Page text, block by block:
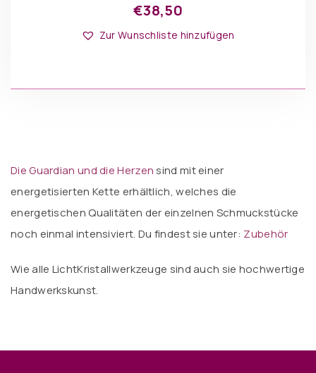
€38,50
IN DEN WARENKORB
Dieses
Produkt
weist
Die
Zur Wunschliste hinzufügen
Die Guardian und die Herzensind mit einer
energetisierten Kette erhältlich, welches die
energetischen Qualitäten der einzelnen Schmuckstücke
noch einmal intensiviert. Du findest sie unter: Zubehör
Wie alle LichtKristallwerkzeuge sind auch sie hochwertige
Handwerkskunst.